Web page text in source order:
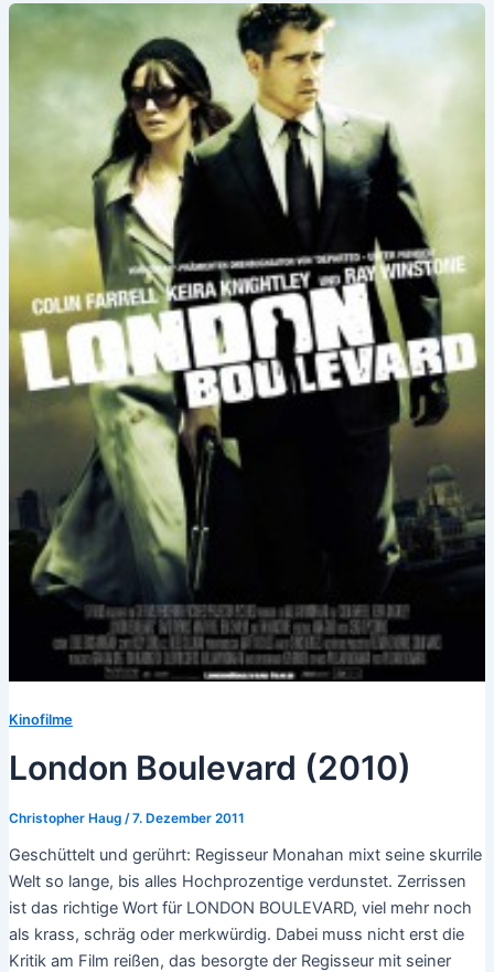
Kinofilme
London Boulevard (2010)
Christopher Haug /7. Dezember 2011
Geschüttelt und gerührt: Regisseur Monahan mixt seine skurrile
Welt so lange, bis alles Hochprozentige verdunstet. Zerrissen
ist das richtige Wort für LONDON BOULEVARD, viel mehr noch
als krass, schräg oder merkwürdig. Dabei muss nicht erst die
Kritik am Film reißen, das besorgte der Regisseur mit seiner